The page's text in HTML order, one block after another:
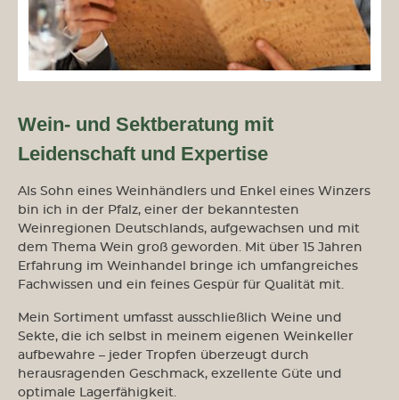
Wein- und Sektberatung mit
Leidenschaft und Expertise
Als Sohn eines Weinhändlers und Enkel eines Winzers
bin ich in der Pfalz, einer der bekanntesten
Weinregionen Deutschlands, aufgewachsen und mit
dem Thema Wein groß geworden. Mit über 15 Jahren
Erfahrung im Weinhandel bringe ich umfangreiches
Fachwissen und ein feines Gespür für Qualität mit.
Mein Sortiment umfasst ausschließlich Weine und
Sekte, die ich selbst in meinem eigenen Weinkeller
aufbewahre – jeder Tropfen überzeugt durch
herausragenden Geschmack, exzellente Güte und
optimale Lagerfähigkeit.